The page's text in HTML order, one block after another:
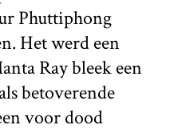
Phuttiphong
Het werd een
Ray bleek een
betoverende
voor dood